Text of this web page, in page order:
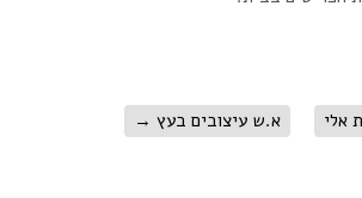
אלי א.ש עיצובים בעץ →